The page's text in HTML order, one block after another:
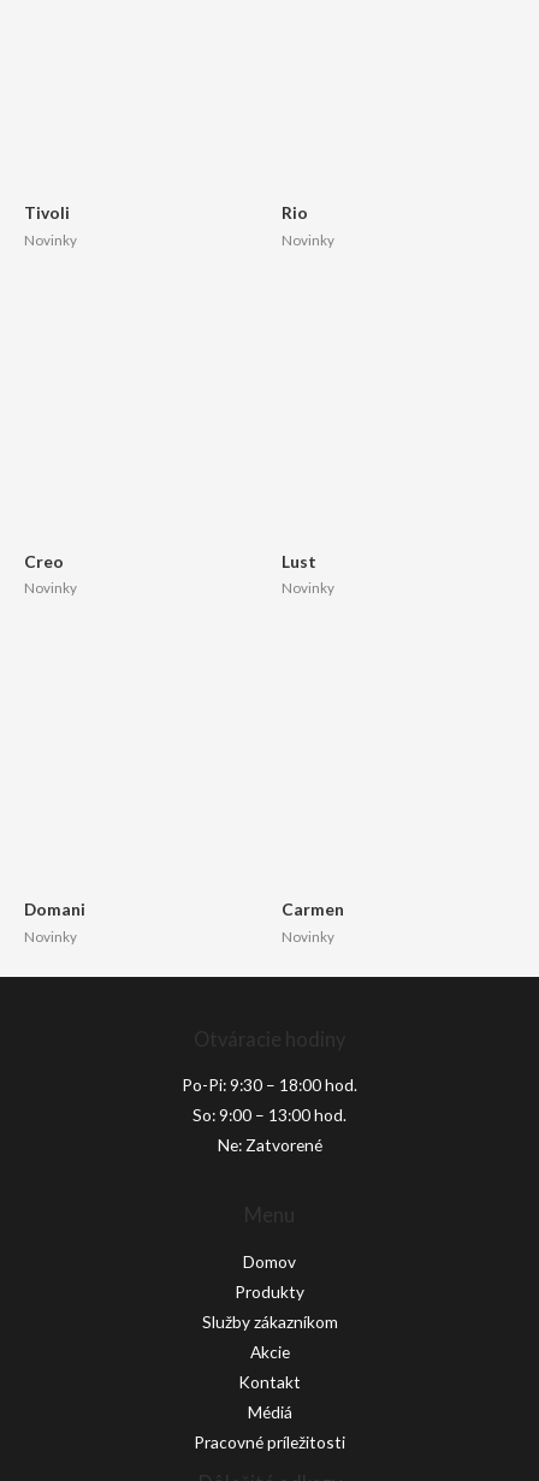
Tivoli
Novinky
Rio
Novinky
Creo
Novinky
Lust
Novinky
Domani
Novinky
Carmen
Novinky
Otváracie hodiny
Po-Pi: 9:30 – 18:00 hod.
So: 9:00 – 13:00 hod.
Ne: Zatvorené
Menu
Domov
Produkty
Služby zákazníkom
Akcie
Kontakt
Médiá
Pracovné príležitosti